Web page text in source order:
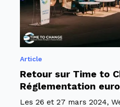
Article
Retour sur Time to
Réglementation
elle prête pour
Les 26 et 27 mars 2024,